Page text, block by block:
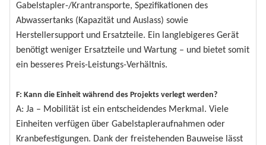
Gabelstapler-/Krantransporte, Spezifikationen des
Abwassertanks (Kapazität und Auslass) sowie
Herstellersupport und Ersatzteile. Ein langlebigeres Gerät
benötigt weniger Ersatzteile und Wartung – und bietet somit
ein besseres Preis-Leistungs-Verhältnis.
F: Kann die Einheit während des Projekts verlegt werden?
A: Ja – Mobilität ist ein entscheidendes Merkmal. Viele
Einheiten verfügen über Gabelstapleraufnahmen oder
Kranbefestigungen. Dank der freistehenden Bauweise lässt